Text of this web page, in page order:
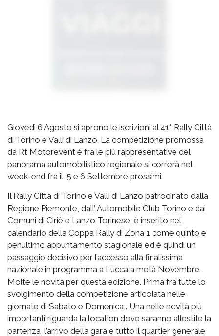
Giovedì 6 Agosto si aprono le iscrizioni al 41° Rally Città
di Torino e Valli di Lanzo. La competizione promossa
da Rt Motorevent è fra le più rappresentative del
panorama automobilistico regionale si correrà nel
week-end fra il 5 e 6 Settembre prossimi.
Il Rally Città di Torino e Valli di Lanzo patrocinato dalla
Regione Piemonte, dall’ Automobile Club Torino e dai
Comuni di Ciriè e Lanzo Torinese, è inserito nel
calendario della Coppa Rally di Zona 1 come quinto e
penultimo appuntamento stagionale ed è quindi un
passaggio decisivo per l’accesso alla finalissima
nazionale in programma a Lucca a metà Novembre.
Molte le novità per questa edizione. Prima fra tutte lo
svolgimento della competizione articolata nelle
giornate di Sabato e Domenica . Una nelle novità più
importanti riguarda la location dove saranno allestite la
partenza l’arrivo della gara e tutto il quartier generale.